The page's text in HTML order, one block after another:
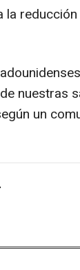
nuestras
un